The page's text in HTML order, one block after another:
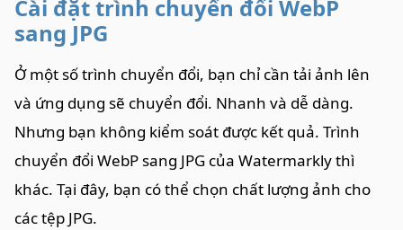
Cài đặt trình chuyển đổi WebP
sang JPG
Ở một số trình chuyển đổi, bạn chỉ cần tải ảnh lên
và ứng dụng sẽ chuyển đổi. Nhanh và dễ dàng.
Nhưng bạn không kiểm soát được kết quả. Trình
chuyển đổi WebP sang JPG của Watermarkly thì
khác. Tại đây, bạn có thể chọn chất lượng ảnh cho
các tệp JPG.